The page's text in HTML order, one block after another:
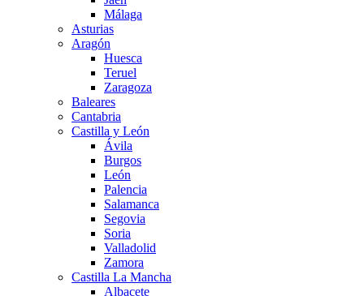
Málaga
Asturias
Aragón
Huesca
Teruel
Zaragoza
Baleares
Cantabria
Castilla y León
Ávila
Burgos
León
Palencia
Salamanca
Segovia
Soria
Valladolid
Zamora
Castilla La Mancha
Albacete